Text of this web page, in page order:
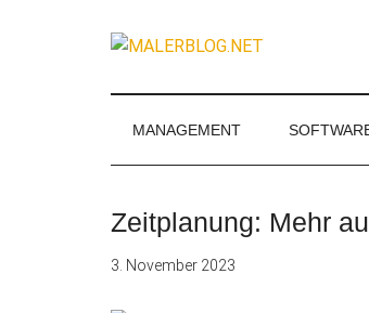
Magazin
Stuckateure
MANAGEMENT
Zeitplanung: Mehr
3. November 2023